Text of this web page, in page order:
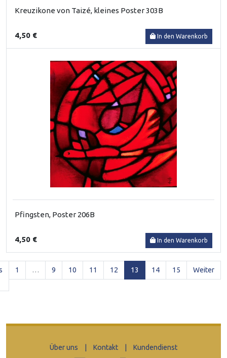
Kreuzikone von Taizé, kleines Poster 303B
4,50 € In den Warenkorb
Pfingsten, Poster 206B
4,50 € In den Warenkorb
1 … 9 10 11 12 13 (current)
14 15 Weiter
Über uns Kontakt Kundendienst